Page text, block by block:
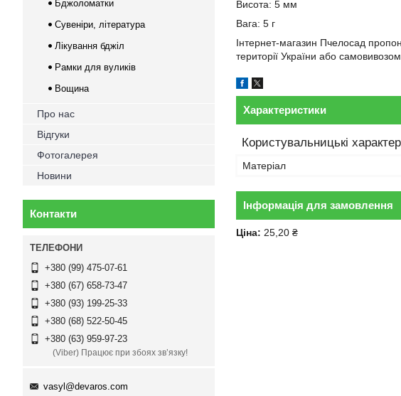
Висота: 5 мм
Вага: 5 г
Інтернет-магазин Пчелосад
території України або
Характеристики
Користувальницькі
Матеріал
Інформація для замовлення
Ціна: 25,20 ₴
Бджоломатки
Сувеніри, література
Лікування бджіл
Рамки для вуликів
Вощина
Про нас
Відгуки
Фотогалерея
Новини
Контакти
+380 (99) 475-07-61
+380 (67) 658-73-47
+380 (93) 199-25-33
+380 (68) 522-50-45
+380 (63) 959-97-23
(Viber) Працює при збоях зв’язку!
vasyl@devaros.com